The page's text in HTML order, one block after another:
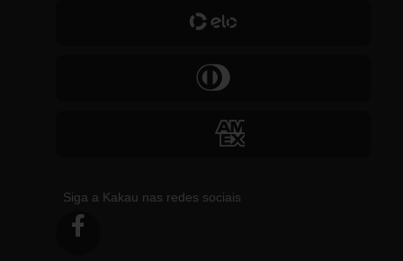
Siga a Kakau nas redes sociais